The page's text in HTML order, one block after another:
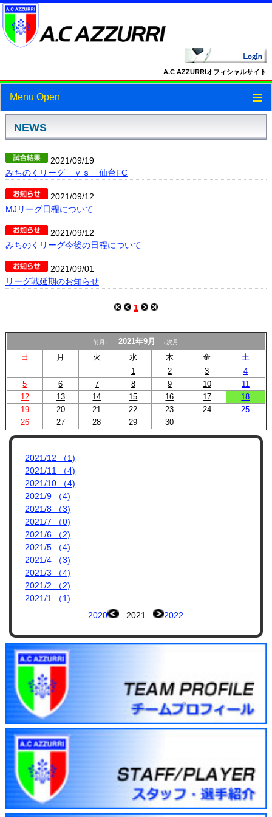
A.C AZZURRIオフィシャルサイト
Menu Open
トップ
スケジュール
スタッフ・選手紹介
フォトギャラリー
ブログ
プロフィール
NEWS
2021/09/19
みちのくリーグ ｖｓ 仙台FC
2021/09/12
MJリーグ日程について
2021/09/12
みちのくリーグ今後の日程について
2021/09/01
リーグ戦延期のお知らせ
1
前月← 2021年9月 →次月
日 月 火 水 木 金
土
1
2 3
4
5
6 7 8 9 10
11
12
13 14 15 16 17
18
19
20 21 22 23 24
25
26
27 28 29 30
2021/12 （1)
2021/11 （4)
2021/10 （4)
2021/9 （4)
2021/8 （3)
2021/7 （0)
2021/6 （2)
2021/5 （4)
2021/4 （3)
2021/3 （4)
2021/2 （2)
2021/1 （1)
2020
2021 2022